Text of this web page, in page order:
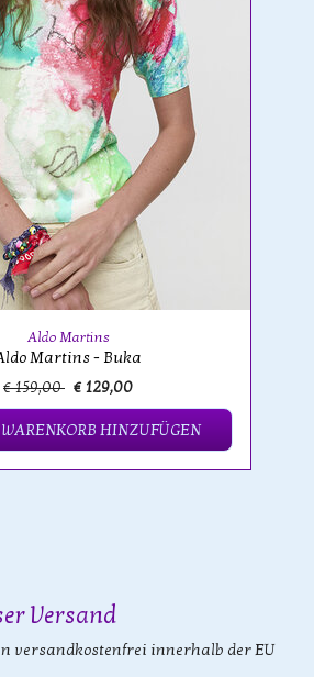
Aldo Martins
Martins - Buka
€ 159,00 € 129,00
HINZUFÜGEN
Versand
versandkostenfrei innerhalb der EU